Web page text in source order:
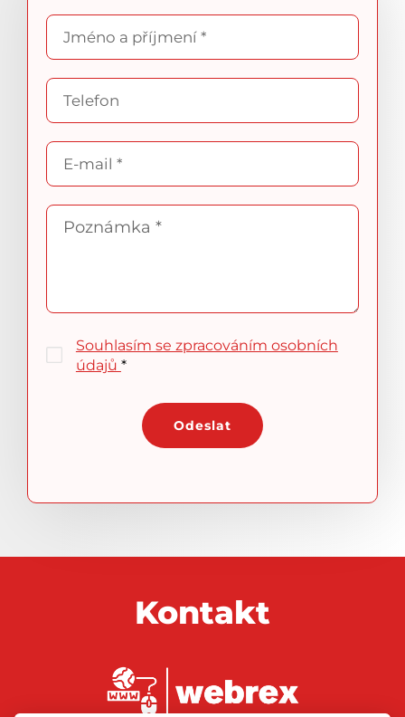
Souhlasím se zpracováním osobních
údajů *
Kontakt